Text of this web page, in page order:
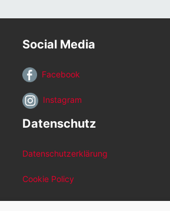
Social Media
Facebook
Instagram
Datenschutz
Datenschutzerklärung
Cookie Policy